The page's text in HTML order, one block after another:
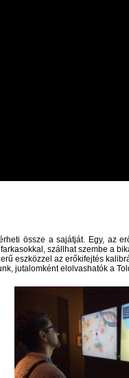
össze a sajátját. Egy, az
szállhat szembe a
eszközzel az erőkifejtés
jutalomként elolvashatók a